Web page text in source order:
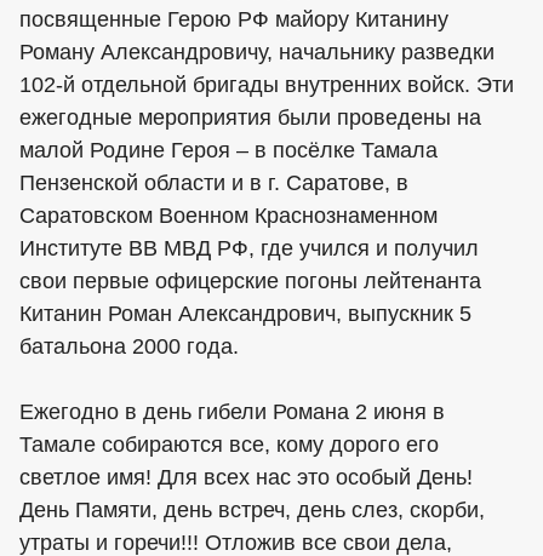
посвященные Герою РФ майору Китанину
Роману Александровичу, начальнику разведки
102-й отдельной бригады внутренних войск. Эти
ежегодные мероприятия были проведены на
малой Родине Героя – в посёлке Тамала
Пензенской области и в г. Саратове, в
Саратовском Военном Краснознаменном
Институте ВВ МВД РФ, где учился и получил
свои первые офицерские погоны лейтенанта
Китанин Роман Александрович, выпускник 5
батальона 2000 года.
Ежегодно в день гибели Романа 2 июня в
Тамале собираются все, кому дорого его
светлое имя! Для всех нас это особый День!
День Памяти, день встреч, день слез, скорби,
утраты и горечи!!! Отложив все свои дела,